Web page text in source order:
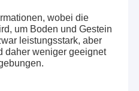
wobei die
um Boden und Gestein
leistungsstark, aber
daher weniger geeignet
im Ausland
Agenten in Bulgarien,